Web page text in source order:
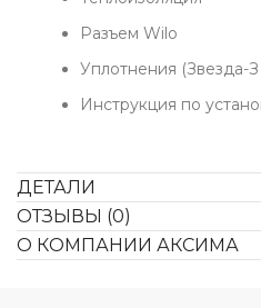
Разъем Wilo
Уплотнения (Звезда-
Инструкция по
ДЕТАЛИ
ОТЗЫВЫ (0)
О КОМПАНИИ АКСИМА